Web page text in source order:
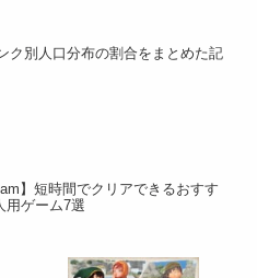
ク別人口分布の割合をまとめた記
】短時間でクリアできるおすす
用ゲーム7選